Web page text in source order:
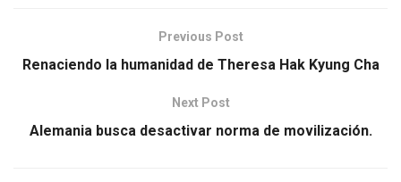
Previous Post
Renaciendo la humanidad de Theresa Hak Kyung Cha
Next Post
Alemania busca desactivar norma de movilización.